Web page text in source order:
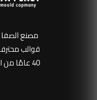
مصنع الصفا
قوالب
40 عامًا من الخبرة.